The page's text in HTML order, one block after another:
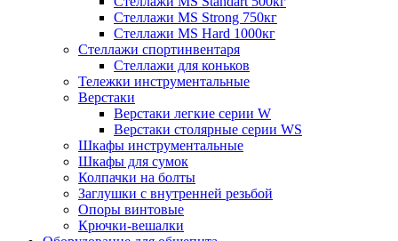
Стеллажи MS Strong 750кг
Стеллажи MS Hard 1000кг
Стеллажи спортинвентаря
Стеллажи для коньков
Тележки инструментальные
Верстаки
Верстаки легкие серии W
Верстаки столярные серии WS
Шкафы инструментальные
Шкафы для сумок
Колпачки на болты
Заглушки с внутренней резьбой
Опоры винтовые
Крючки-вешалки